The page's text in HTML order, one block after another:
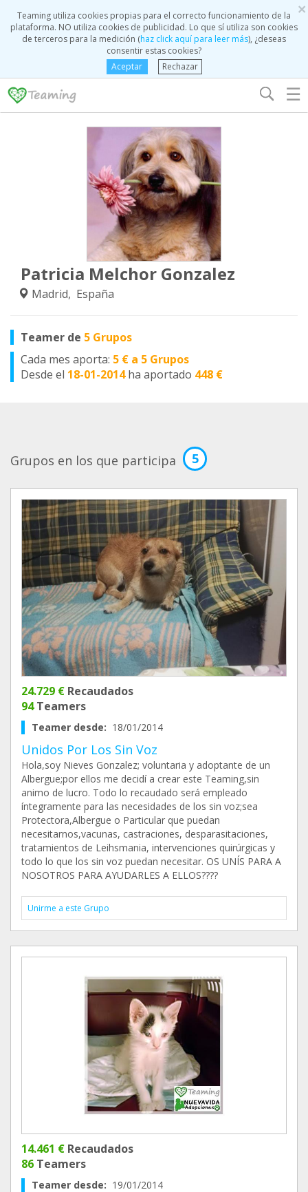
×
Teaming utiliza cookies propias para el correcto funcionamiento de la
plataforma. NO utiliza cookies de publicidad. Lo que sí utiliza son cookies
de terceros para la medición (haz click aquí para leer más), ¿deseas
consentir estas cookies?
Aceptar
Rechazar
☰
Patricia Melchor Gonzalez
Madrid, España
Teamer de 5 Grupos
Cada mes aporta: 5 € a 5 Grupos
Desde el 18-01-2014 ha aportado 448 €
Grupos en los que participa 5
24.729 € Recaudados
94Teamers
Teamer desde: 18/01/2014
Unidos Por Los Sin Voz
Hola,soy Nieves Gonzalez; voluntaria y adoptante de un
Albergue;por ellos me decidí a crear este Teaming,sin
animo de lucro. Todo lo recaudado será empleado
íntegramente para las necesidades de los sin voz;sea
Protectora,Albergue o Particular que puedan
necesitarnos,vacunas, castraciones, desparasitaciones,
tratamientos de Leihsmania, intervenciones quirúrgicas y
todo lo que los sin voz puedan necesitar. OS UNÍS PARA A
NOSOTROS PARA AYUDARLES A ELLOS????
Unirme a este Grupo
14.461 € Recaudados
86 Teamers
Teamer desde: 19/01/2014